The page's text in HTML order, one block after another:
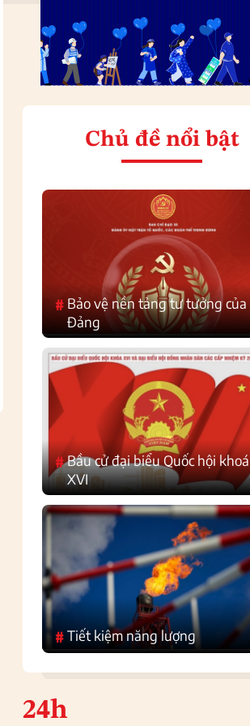
Chủ đề nổi bật
#Bảo vệ nền tảng tư tưởng của
Đảng
#Bầu cử đại biểu Quốc hội khoá
XVI
#Tiết kiệm năng lượng
24h